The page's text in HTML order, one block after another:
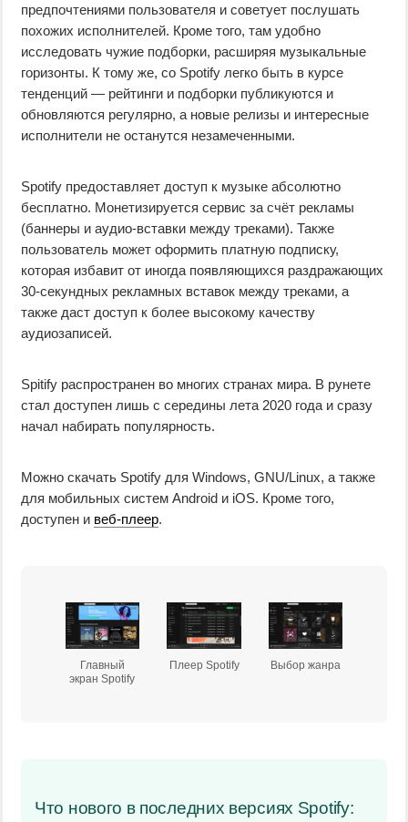
предпочтениями пользователя и советует послушать
похожих исполнителей. Кроме того, там удобно
исследовать чужие подборки, расширяя музыкальные
горизонты. К тому же, со Spotify легко быть в курсе
тенденций — рейтинги и подборки публикуются и
обновляются регулярно, а новые релизы и интересные
исполнители не останутся незамеченными.
Spotify предоставляет доступ к музыке абсолютно
бесплатно. Монетизируется сервис за счёт рекламы
(баннеры и аудио-вставки между треками). Также
пользователь может оформить платную подписку,
которая избавит от иногда появляющихся раздражающих
30-секундных рекламных вставок между треками, а
также даст доступ к более высокому качеству
аудиозаписей.
Spitify распространен во многих странах мира. В рунете
стал доступен лишь с середины лета 2020 года и сразу
начал набирать популярность.
Можно скачать Spotify для Windows, GNU/Linux, а также
для мобильных систем Android и iOS. Кроме того,
доступен и веб-плеер.
Главный
экран Spotify
Плеер Spotify Выбор жанра
Что нового в последних версиях Spotify: